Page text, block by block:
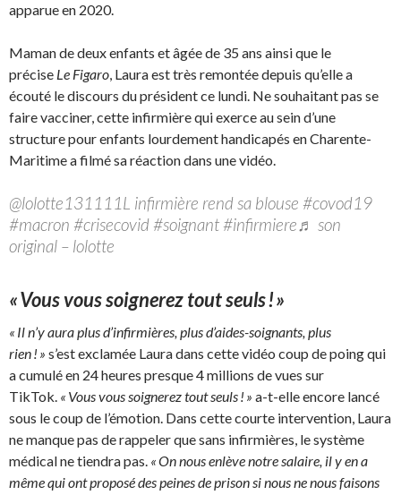
apparue en 2020.
Maman de deux enfants et âgée de 35 ans ainsi que le
précise Le Figaro, Laura est très remontée depuis qu’elle a
écouté le discours du président ce lundi. Ne souhaitant pas se
faire vacciner, cette infirmière qui exerce au sein d’une
structure pour enfants lourdement handicapés en Charente-
Maritime a filmé sa réaction dans une vidéo.
@lolotte131111L infirmière rend sa blouse #covod19
#macron #crisecovid #soignant #infirmiere♬ son
original – lolotte
« Vous vous soignerez tout seuls ! »
« Il n’y aura plus d’infirmières, plus d’aides-soignants, plus
rien ! » s’est exclamée Laura dans cette vidéo coup de poing qui
a cumulé en 24 heures presque 4 millions de vues sur
TikTok. « Vous vous soignerez tout seuls ! » a-t-elle encore lancé
sous le coup de l’émotion. Dans cette courte intervention, Laura
ne manque pas de rappeler que sans infirmières, le système
médical ne tiendra pas. « On nous enlève notre salaire, il y en a
même qui ont proposé des peines de prison si nous ne nous faisons